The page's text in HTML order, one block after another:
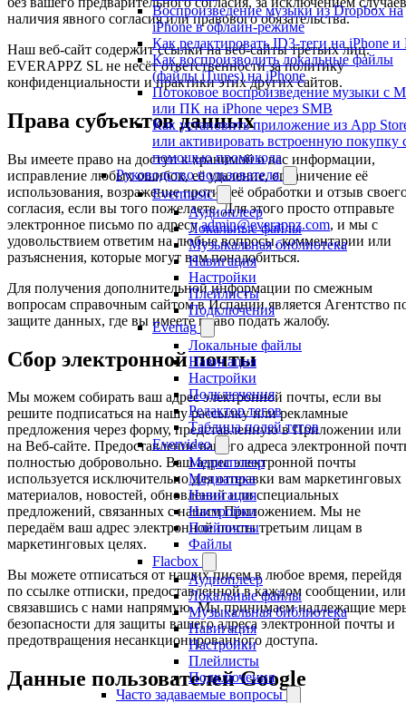
Воспроизведение музыки из Dropbox на
iPhone в офлайн-режиме
Как редактировать ID3-теги на iPhone и
Как воспроизводить локальные файлы
(файлы iTunes) на iPhone
Потоковое воспроизведение музыки с
или ПК на iPhone через SMB
Как установить приложение из App
или активировать встроенную покупку
помощью промокода
Руководство пользователя
Evermusic
Аудиоплеер
Локальные файлы
Музыкальная библиотека
Навигация
Настройки
Плейлисты
Подключения
Evertag
Локальные файлы
Навигация
Настройки
Подключения
Редактор тегов
Таблица полей тегов
Evervideo
Медиаплеер
Медиатека
Навигация
Настройки
Плейлисты
Файлы
Flacbox
Аудиоплеер
Локальные файлы
Музыкальная библиотека
Навигация
Настройки
Плейлисты
Подключения
Часто задаваемые вопросы
наличия явного согласия или правового обязательства.
Наш веб-сайт содержит ссылки на веб-сайты третьих лиц.
EVERAPPZ SL не несёт ответственности за политику
конфиденциальности и практики этих других сайтов.
Права субъектов данных
Вы имеете право на доступ к хранимой о вас информации,
исправление любых ошибок, её удаление, ограничение её
использования, возражение против её обработки и отзыв
согласия, если вы того пожелаете. Для этого просто отправьте
электронное письмо по адресуadmin@everappz.com, и мы с
удовольствием ответим на любые вопросы, комментарии или
разъяснения, которые могут вам понадобиться.
Для получения дополнительной информации по смежным
вопросам справочным сайтом в Испании является Агентство
защите данных, где вы имеете право подать жалобу.
Сбор электронной почты
Мы можем собирать ваш адрес электронной почты, если вы
решите подписаться на нашу рассылку или рекламные
предложения через форму, представленную в Приложении или
на Веб-сайте. Предоставление вашего адреса электронной
полностью добровольно. Ваш адрес электронной почты
используется исключительно для отправки вам маркетинговых
материалов, новостей, обновлений или специальных
предложений, связанных с нашим Приложением. Мы не
передаём ваш адрес электронной почты третьим лицам в
маркетинговых целях.
Вы можете отписаться от наших писем в любое время, перейдя
по ссылке отписки, предоставленной в каждом сообщении, или
связавшись с нами напрямую. Мы принимаем надлежащие
безопасности для защиты вашего адреса электронной почты и
предотвращения несанкционированного доступа.
Данные пользователей Google